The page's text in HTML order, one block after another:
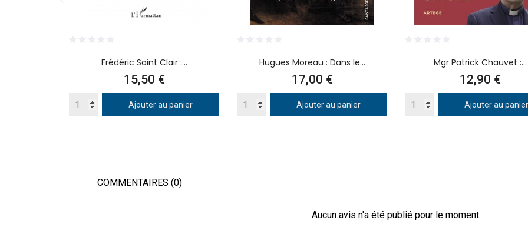
Frédéric Saint Clair :...
Prix
15,50 €
Ajouter au panier
Hugues Moreau : Dans le...
Prix
17,00 €
Ajouter au panier
Mgr Patrick Chauvet :...
Prix
12,90 €
Ajouter au panier
COMMENTAIRES (0)
Aucun avis n'a été publié pour le moment.